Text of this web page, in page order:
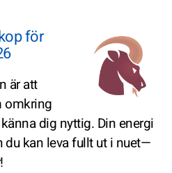
för
är att
omkring
dig nyttig. Din energi
du kan leva fullt ut i nuet—